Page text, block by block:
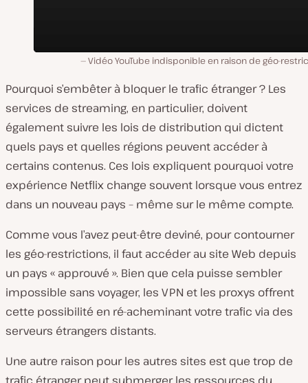
Vidéo YouTube indisponible en raison de géo-
Pourquoi s’embêter à bloquer le trafic étranger ? Les
services de streaming, en particulier, doivent
également suivre les lois de distribution qui dictent
quels pays et quelles régions peuvent accéder à
certains contenus. Ces lois expliquent pourquoi votre
expérience Netflix change souvent lorsque vous entrez
dans un nouveau pays – même sur le même compte.
Comme vous l’avez peut-être deviné, pour contourner
les géo-restrictions, il faut accéder au site Web depuis
un pays « approuvé ». Bien que cela puisse sembler
impossible sans voyager, les VPN et les proxys offrent
cette possibilité en ré-acheminant votre trafic via des
serveurs étrangers distants.
Une autre raison pour les autres sites est que trop de